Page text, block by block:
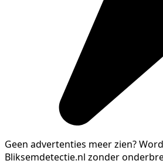
Geen advertenties meer zien?
Bliksemdetectie.nl zonder